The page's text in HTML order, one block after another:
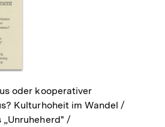
oder kooperativer
Kulturhoheit im Wandel /
/